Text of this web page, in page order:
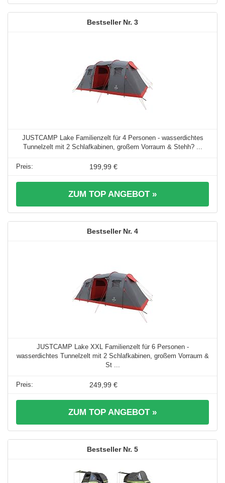
3
JUSTCAMP Lake Familienzelt für 4 Personen - wasserdichtes
Tunnelzelt mit 2 Schlafkabinen, großem Vorraum & Stehh? ...
199,99 €
ZUM TOP ANGEBOT »
4
JUSTCAMP Lake XXL Familienzelt für 6 Personen -
wasserdichtes Tunnelzelt mit 2 Schlafkabinen, großem Vorraum &
St ...
249,99 €
ZUM TOP ANGEBOT »
5